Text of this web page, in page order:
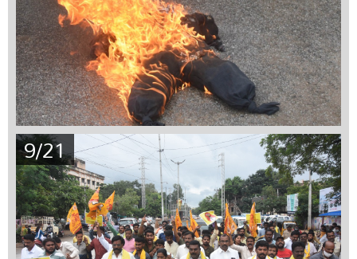
9/21